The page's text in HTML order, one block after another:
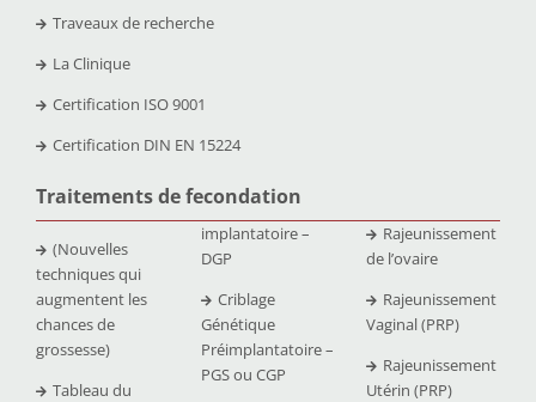
Traveaux de recherche
La Clinique
Certification ISO 9001
Certification DIN EN 15224
Traitements de fecondation
(Nouvelles
techniques qui
augmentent les
chances de
grossesse)
Tableau du
implantatoire –
DGP
Criblage
Génétique
Préimplantatoire –
PGS ou CGP
Rajeunissement
de l’ovaire
Rajeunissement
Vaginal (PRP)
Rajeunissement
Utérin (PRP)